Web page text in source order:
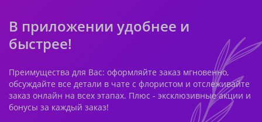
В приложении удобнее и
быстрее!
Преимущества для Вас: оформляйте заказ мгновенно,
обсуждайте все детали в чате с флористом и отслеживайте
заказ онлайн на всех этапах. Плюс - эксклюзивные акции и
бонусы за каждый заказ!